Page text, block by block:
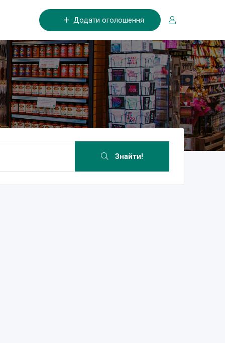
Додати оголошення
Знайти!